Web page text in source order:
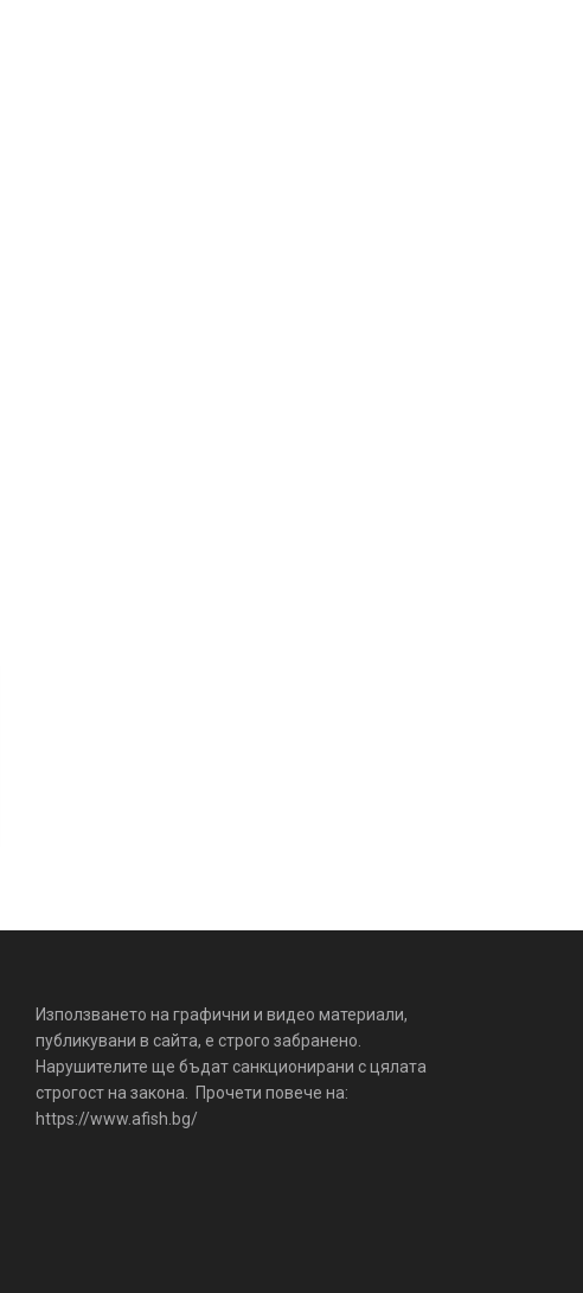
Използването на графични и видео материали,
публикувани в сайта, е строго забранено.
Нарушителите ще бъдат санкционирани с цялата
строгост на закона. Прочети повече на:
https://www.afish.bg/